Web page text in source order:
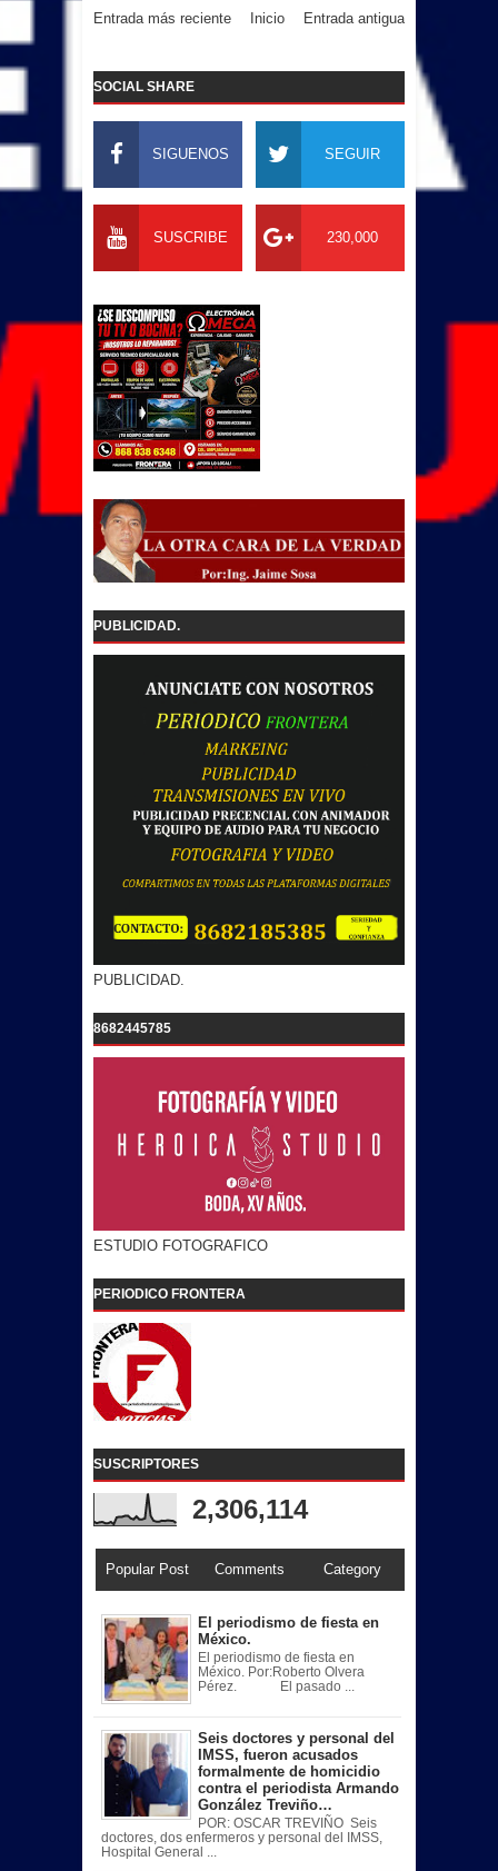
Entrada más reciente Entrada antigua
Inicio
SOCIAL SHARE
SIGUENOS SEGUIR
SUSCRIBE 230,000
PUBLICIDAD.
PUBLICIDAD.
8682445785
ESTUDIO FOTOGRAFICO
PERIODICO FRONTERA
SUSCRIPTORES
2,306,114
Popular Post Comments Category
El periodismo de fiesta en
México.
El periodismo de fiesta en
México. Por:Roberto Olvera
Pérez. El pasado ...
Seis doctores y personal del
IMSS, fueron acusados
formalmente de homicidio
contra el periodista Armando
González Treviño…
POR: OSCAR TREVIÑO Seis
doctores, dos enfermeros y personal del IMSS,
Hospital General ...